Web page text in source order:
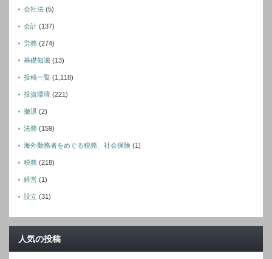
会社法 (5)
会計 (137)
労務 (274)
基礎知識 (13)
投稿一覧 (1,118)
投資環境 (221)
撤退 (2)
法務 (159)
海外勤務者をめぐる税務、社会保険 (1)
税務 (218)
経営 (1)
設立 (31)
人気の投稿